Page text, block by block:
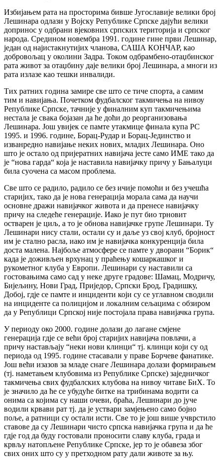
Избијањем рата на просторима бивше Југославије велики број
Лешинара одлази у Војску Републике Српске дајући велики
допринос у одбрани вјековних српских територија и српског
народа. Средином новембра 1991. године гине први Лешинар,
један од најистакнутијих чланова, САША КОНЧАР, као
добровољац у околини Задра. Током одбрамбено-отаџбинског
рата живот за отаџбину даје велики број Лешинара, а многи из
рата излазе као тешки инвалиди.
Тих ратних година замире све што се тиче спорта, а самим
тим и навијања. Почетком фудбалског такмичења на нивоу
Републике Српске, тачније у финалним куп такмичењима
нестала је свака бојазан да ће доћи до реорганизовања
Лешинара. Још увијек се памте утакмице финала купа РС
1995. и 1996. године, Борац-Рудар и Борац-Јединство и
изванредно навијање неких нових, младих Лешинара. Оно
што је остало од пријератних навијача јесте само ИМЕ тако да
је “нова гарда“ која је наставила навијачку причу у Бањалуци
била суочена са масом проблема.
Све што се радило, радило се без ичије помоћи и без учешћа
старијих, тако да је нова генерација морала сама да научи
основне дражи навијачког живота и да пренесе навијачку
причу на следеће генерације. Иако је пут био трновит
остварен је циљ, а то је обнова навијачке групе Лешинари. Ту
Лешинари нису стали, остали су и даље уз свој клуб, бројност
им је стално расла, иако им је навијачка конкуренција била
доста малена. Најбоље атмосфере се памте у дворани “Борик“
када је доживљен врхунац у праћењу кошаркашког и
рукометног клуба у Европи. Лешинари су наставили са
гостовањима само сад у неке друге градове: Шамац, Модричу,
Бијељину, Нови Град, Приједор, Српски Брод, Градишку,
Добој, гдје се памте и инциденти који су се углавном сводили
на инциденте са полицијом и локалним сељацима с обзиром
да у Републици Српској није постојала права навијачка група.
У периоду око 2000. године долази до лагане смјене
генерација гдје се већи број старијих навијача повлачи, а
причу настављају “неки нови клинци“ тј. клинци који су од
периода од 1995. године стасавали у праве Борчеве фанатике.
Још већи изазов за младе снаге Лешинара долази формирањем
(тј. наметањем клубовима из Републике Српске) заједничког
такмичења свих фудбалских клубова на нивоу читаве БиХ. То
је значило да ће се убудуће битке на трибинама водити са
онима са којима су наши очеви, браћа, Лешинари до јуче
водили крвави рат тј. да је уствари замјењено само бојно
поље, а ратници су остали исти. Све то је још више учврстило
ставове да су Лешинари чисто српска навијачка група и да ће
гдје год да буду гостовали проносити славу клуба, града и
крвљу натопљене Републике Српске, јер то је обавеза због
свих оних што су у претходном рату дали животе за њу.